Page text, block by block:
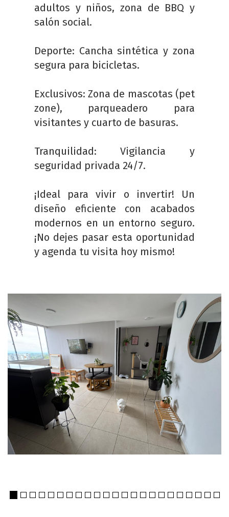
adultos y niños, zona de BBQ y
salón social.
Deporte: Cancha sintética y zona
segura para bicicletas.
Exclusivos: Zona de mascotas (pet
zone), parqueadero para
visitantes y cuarto de basuras.
Tranquilidad: Vigilancia y
seguridad privada 24/7.
¡Ideal para vivir o invertir! Un
diseño eficiente con acabados
modernos en un entorno seguro.
¡No dejes pasar esta oportunidad
y agenda tu visita hoy mismo!